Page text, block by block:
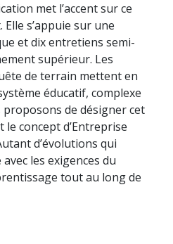
met l’accent sur ce
s’appuie sur une
et dix entretiens semi-
supérieur. Les
de terrain mettent en
éducatif, complexe
de désigner cet
concept d’Entreprise
d’évolutions qui
les exigences du
tout au long de